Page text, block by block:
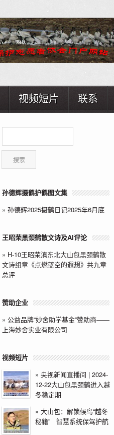
视频短片 联系
孙德辉摄鹤护鹤图文集
» 孙德辉2025摄鹤日记2025年6月底
王昭荣黑颈鹤散文诗及AI评论
» H-10王昭荣滇东北大山包黑颈鹤散
文诗组章《点燃蓝空的遐想》共九章
总评
赞助企业
» 公益品牌“妙舍助学基金”赞助商——
上海妙舍实业有限公司
视频短片
» 央视新闻直播间 | 2024-
12-22大山包黑颈鹤进入越
冬稳定期
» 大山包：解锁候鸟“越冬
秘籍” 智慧系统保驾护航